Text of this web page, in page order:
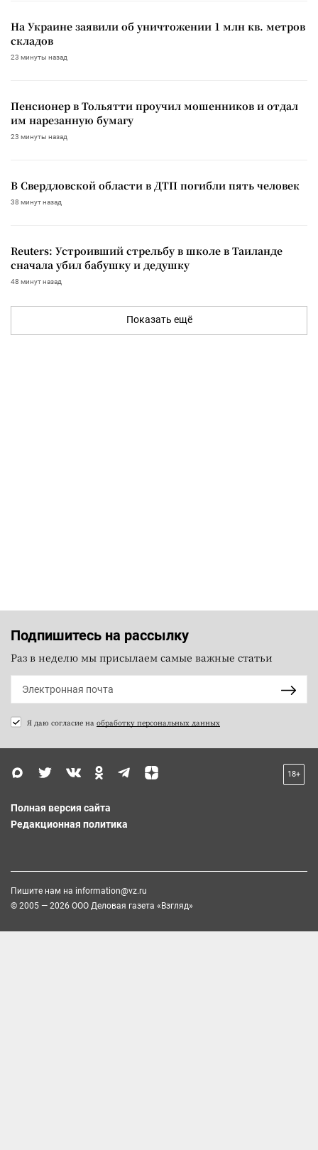
На Украине заявили об уничтожении 1 млн кв. метров
складов
23 минуты назад
Пенсионер в Тольятти проучил мошенников и отдал
им нарезанную бумагу
23 минуты назад
В Свердловской области в ДТП погибли пять человек
38 минут назад
Reuters: Устроивший стрельбу в школе в Таиланде
сначала убил бабушку и дедушку
48 минут назад
Показать ещё
Подпишитесь на рассылку
Раз в неделю мы присылаем самые важные статьи
Я даю согласие на обработку персональных данных
18+
Полная версия сайта
Редакционная политика
Пишите нам на information@vz.ru
© 2005 — 2026 ООО Деловая газета «Взгляд»